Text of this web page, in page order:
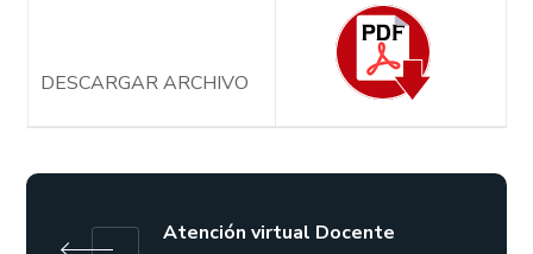
DESCARGAR ARCHIVO
Atención virtual Docente